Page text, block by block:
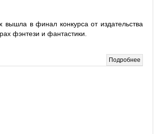
вышла в финал конкурса от издательства
фэнтези и фантастики.
Подробнее